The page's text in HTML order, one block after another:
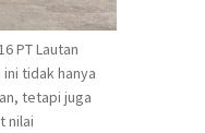
PT Lautan
ini tidak hanya
tetapi juga
nilai